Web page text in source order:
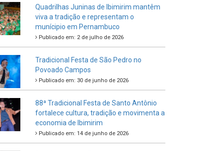
Quadrilhas Juninas de Ibimirim mantêm
viva a tradição e representam o
munícipio em Pernambuco
Publicado em: 2 de julho de 2026
Tradicional Festa de São Pedro no
Povoado Campos
Publicado em: 30 de junho de 2026
88ª Tradicional Festa de Santo Antônio
fortalece cultura, tradição e movimenta a
economia de Ibimirim
Publicado em: 14 de junho de 2026